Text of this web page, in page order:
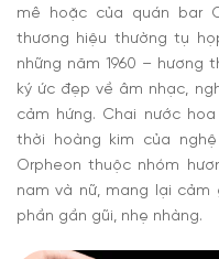
mê hoặc của quán bar
thương hiệu thường tụ
những năm 1960 – hương
ký ức đẹp về âm nhạc,
cảm hứng. Chai nước
thời hoàng kim của
Orpheon thuộc nhóm
nam và nữ, mang lại cảm
phần gần gũi, nhẹ nhàng.